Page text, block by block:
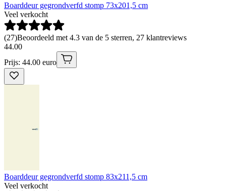
Boarddeur gegrondverfd stomp 73x201,5 cm
Veel verkocht
(27)Beoordeeld met 4.3 van de 5 sterren, 27 klantreviews
44.00
Prijs: 44.00 euro
Boarddeur gegrondverfd stomp 83x211,5 cm
Veel verkocht